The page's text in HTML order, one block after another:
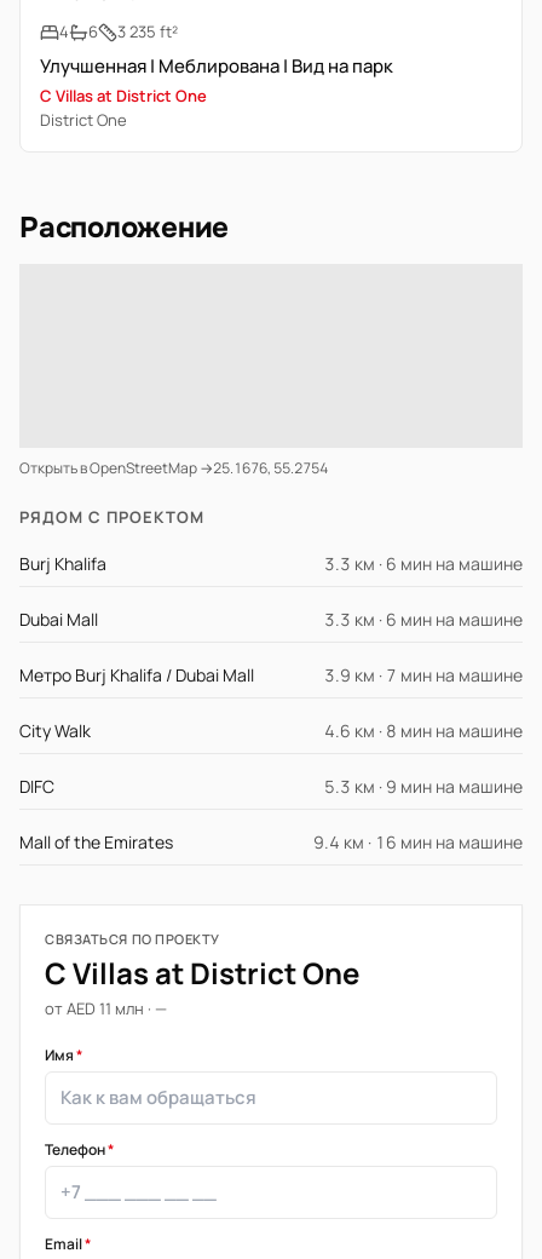
4
6 3 235 ft²
Улучшенная | Меблирована | Вид на парк
C Villas at District One
District One
Расположение
Открыть в OpenStreetMap →25.1676, 55.2754
РЯДОМ С ПРОЕКТОМ
Burj Khalifa 3.3 км · 6 мин на машине
Dubai Mall 3.3 км · 6 мин на машине
Метро Burj Khalifa / Dubai Mall 3.9 км · 7 мин на машине
City Walk 4.6 км · 8 мин на машине
DIFC 5.3 км · 9 мин на машине
Mall of the Emirates 9.4 км · 16 мин на машине
СВЯЗАТЬСЯ ПО ПРОЕКТУ
C Villas at District One
от AED 11 млн · —
Имя*
Телефон*
Email*